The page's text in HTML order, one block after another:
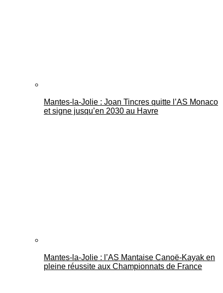
Mantes-la-Jolie : Joan Tincres quitte l’AS Monaco
et signe jusqu’en 2030 au Havre
Mantes-la-Jolie : l’AS Mantaise Canoë‑Kayak en
pleine réussite aux Championnats de France